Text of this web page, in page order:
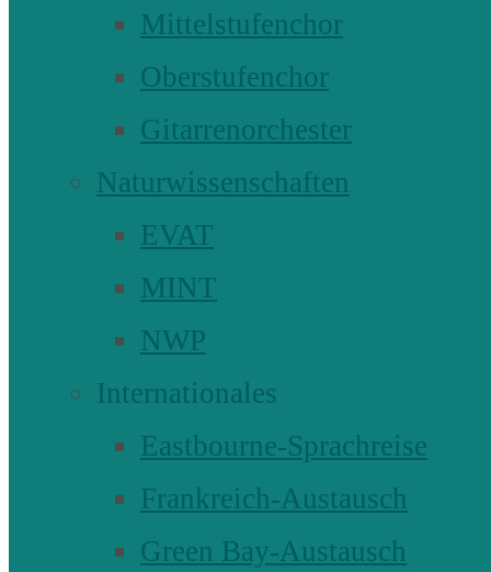
Mittelstufenchor
Oberstufenchor
Gitarrenorchester
Naturwissenschaften
EVAT
MINT
NWP
Internationales
Eastbourne-Sprachreise
Frankreich-Austausch
Green Bay-Austausch